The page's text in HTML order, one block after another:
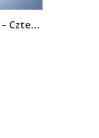
Obraz na płótnie – Czterolistna koniczyna...